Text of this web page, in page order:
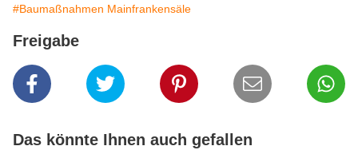
#Baumaßnahmen Mainfrankensäle
Freigabe
Das könnte Ihnen auch gefallen